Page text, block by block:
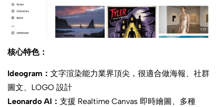
核心特色：
Ideogram： 文字渲染能力業界頂尖，很適合做海報、社群
圖文、LOGO 設計
Leonardo AI： 支援 Realtime Canvas 即時繪圖、多種